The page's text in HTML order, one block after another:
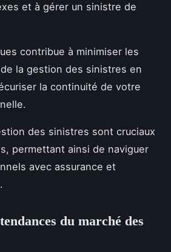
et à gérer un sinistre de
contribue à minimiser les
la gestion des sinistres en
la continuité de votre
des sinistres sont cruciaux
permettant ainsi de naviguer
avec assurance et
du marché des